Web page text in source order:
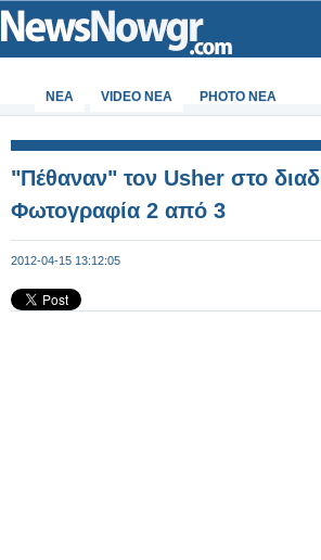
ΝΕΑ VIDEO NEA PHOTO NEA
"Πέθαναν" τον Usher στο
Φωτογραφία 2 από 3
2012-04-15 13:12:05